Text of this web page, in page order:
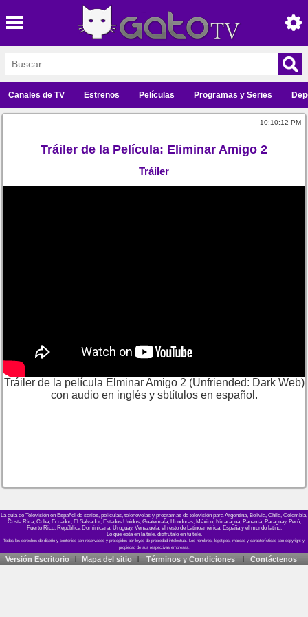
Canales de TV Estrenos Películas Programas y Series
10:10:12 PM
Tráiler de la Película: Eliminar Amigo 2
Tráiler
Tráiler de la película Elminar Amigo 2 (Unfriended: Dark Web)
con audio en inglés y sbtítulos en español.
La guía de Televisión en Español de series, películas, telenovelas y programas de televisión para Argentina, Bolivia, Chile, Colombia,
Costa Rica, Cuba, Ecuador, El Salvador, Estados Unidos, Guatemala, Honduras, México, Nicaragua, Panamá, Paraguay, Perú,
Puerto Rico, República Dominicana, Uruguay, Venezuela, el resto de Latinoamérica, España y el mundo latino.
Lo que está en la tele, disfrútalo en tu tele.
Versión Escritorio Mapa del sitio Términos y Condiciones Contáctenos